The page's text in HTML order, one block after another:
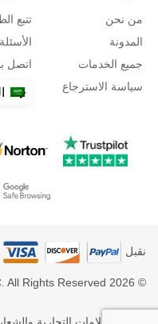
من نحن
المدونة
جميع الخدمات
سياسة الاسترجاع
تتبع
اتصل
نقبل
© 2026 IMEI Check LLC. All Rights Reserved
* جميع العلامات التجارية